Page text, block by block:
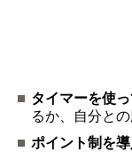
タイマーを使
るか、自分と
ポイント制を